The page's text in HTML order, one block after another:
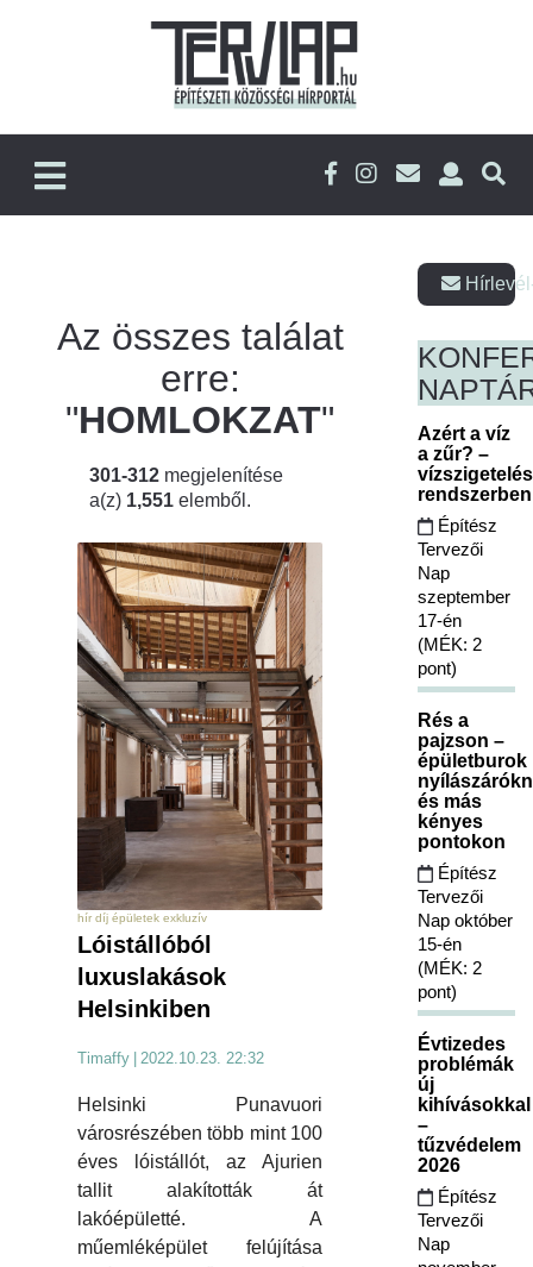
Az összes találat
erre:
"HOMLOKZAT"
301-312 megjelenítése
a(z) 1,551 elemből.
hír díj épületek exkluzív
Lóistállóból
luxuslakások
Helsinkiben
Timaffy 2022.10.23. 22:32
Helsinki Punavuori
városrészében több mint 100
éves lóistállót, az Ajurien
tallit alakították át
lakóépületté. A
műemléképület felújítása
Azért a víz
a zűr? –
Építész
Tervezői
Nap
szeptember
17-én
(MÉK: 2
pont)
Rés a
pajzson –
épületburok
és más
kényes
pontokon
Építész
Tervezői
Nap október
15-én
(MÉK: 2
pont)
Évtizedes
problémák
új
kihívásokkal
–
tűzvédelem
2026
Építész
Tervezői
Nap